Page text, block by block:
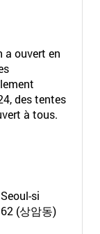
a ouvert en
des tentes
à tous.
si
(상암동)